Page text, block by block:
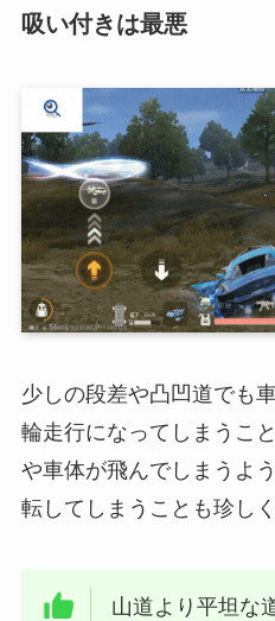
吸い付きは最悪
少しの段差や凸凹道でも
輪走行になってしまうこ
や車体が飛んでしまうよ
転してしまうことも珍しく
山道より平坦な